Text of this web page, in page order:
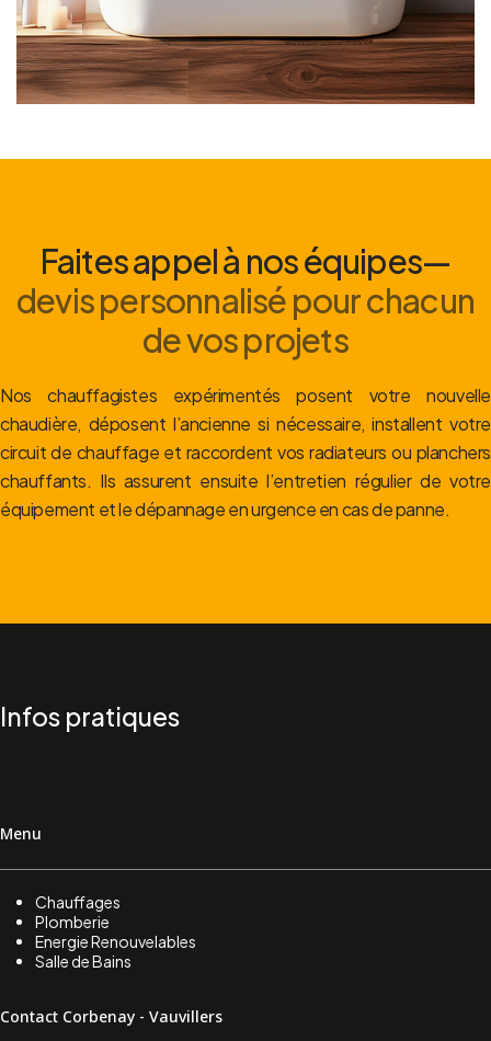
Faites appel à nos équipes—
devis personnalisé pour chacun
de vos projets
Nos chauffagistes expérimentés posent votre nouvelle
chaudière, déposent l’ancienne si nécessaire, installent votre
circuit de chauffage et raccordent vos radiateurs ou planchers
chauffants. Ils assurent ensuite l’entretien régulier de votre
équipement et le dépannage en urgence en cas de panne.
Infos pratiques
Menu
Chauffages
Plomberie
Energie Renouvelables
Salle de Bains
Contact Corbenay - Vauvillers